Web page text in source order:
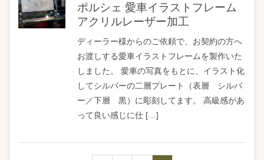
ポルシェ 愛車イラストフレーム
アクリルレーザー加工
ディーラー様からのご依頼で、お契約の方へ
お渡しする愛車イラストフレームを製作いた
しました。 愛車の写真をもとに、イラスト化
してシルバーの二層プレート（表層 シルバ
ー／下層 黒）に彫刻してます。 高級感があ
って良い感じに仕 […]